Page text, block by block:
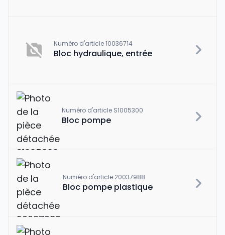
Numéro d'article 10036714
Bloc hydraulique, entrée
Numéro d'article S1005300
Bloc pompe
Numéro d'article 20037988
Bloc pompe plastique